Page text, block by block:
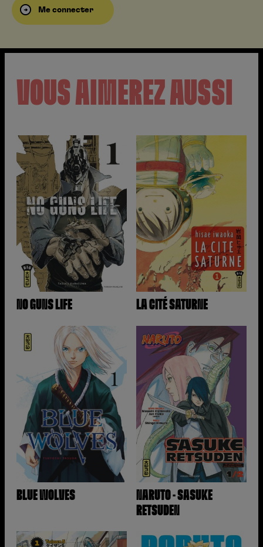
Me connecter
VOUS AIMEREZ AUSSI
NO GUNS LIFE LA CITÉ SATURNE
BLUE WOLVES
NARUTO - SASUKE
RETSUDEN